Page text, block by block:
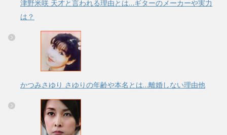
津野米咲 天才と言われる理由とは…ギターのメーカーや実力
は？
かつみさゆり さゆりの年齢や本名とは…離婚しない理由他